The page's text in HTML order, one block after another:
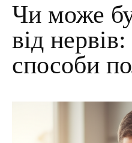
Чи може
від
способи